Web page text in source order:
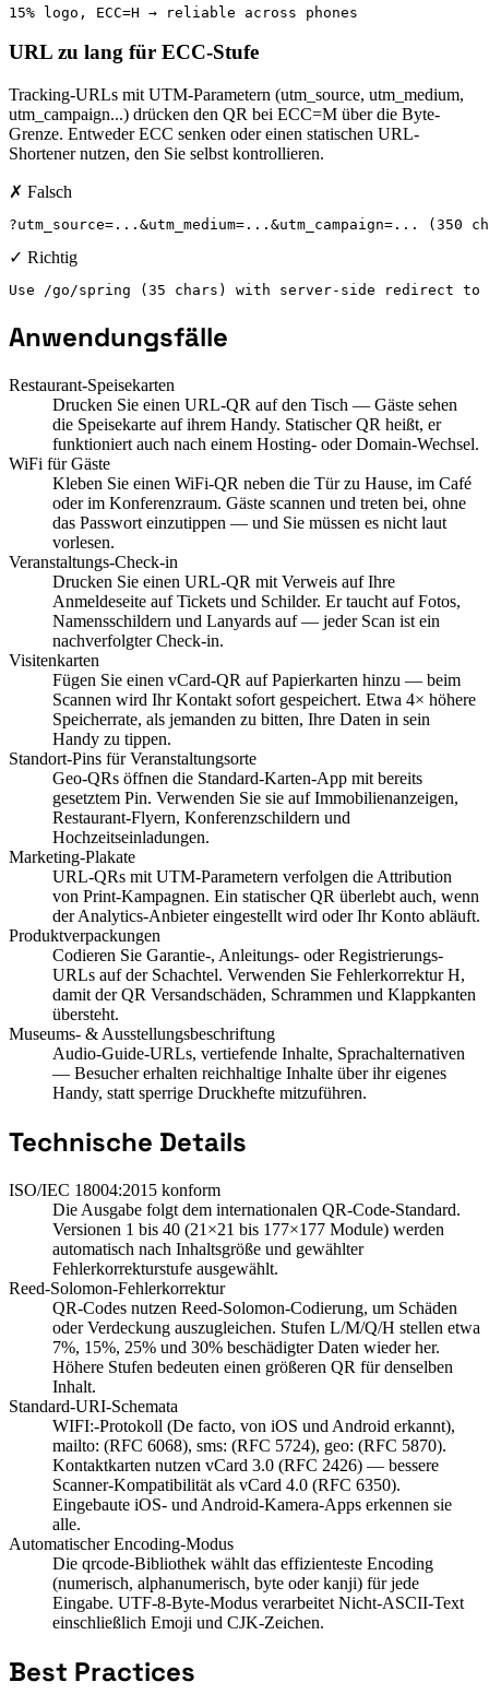
15% logo, ECC=H → reliable across phones
URL zu lang für ECC-Stufe
Tracking-URLs mit UTM-Parametern (utm_source, utm_medium,
utm_campaign...) drücken den QR bei ECC=M über die Byte-
Grenze. Entweder ECC senken oder einen statischen URL-
Shortener nutzen, den Sie selbst kontrollieren.
✗ Falsch
?utm_source=...&utm_medium=...&utm_campaign=...
✓ Richtig
Use /go/spring (35 chars) with server-side redirect to
Anwendungsfälle
Restaurant-Speisekarten
Drucken Sie einen URL-QR auf den Tisch — Gäste sehen
die Speisekarte auf ihrem Handy. Statischer QR heißt, er
funktioniert auch nach einem Hosting- oder Domain-Wechsel.
WiFi für Gäste
Kleben Sie einen WiFi-QR neben die Tür zu Hause, im Café
oder im Konferenzraum. Gäste scannen und treten bei, ohne
das Passwort einzutippen — und Sie müssen es nicht laut
vorlesen.
Veranstaltungs-Check-in
Drucken Sie einen URL-QR mit Verweis auf Ihre
Anmeldeseite auf Tickets und Schilder. Er taucht auf Fotos,
Namensschildern und Lanyards auf — jeder Scan ist ein
nachverfolgter Check-in.
Visitenkarten
Fügen Sie einen vCard-QR auf Papierkarten hinzu — beim
Scannen wird Ihr Kontakt sofort gespeichert. Etwa 4× höhere
Speicherrate, als jemanden zu bitten, Ihre Daten in sein
Handy zu tippen.
Standort-Pins für Veranstaltungsorte
Geo-QRs öffnen die Standard-Karten-App mit bereits
gesetztem Pin. Verwenden Sie sie auf Immobilienanzeigen,
Restaurant-Flyern, Konferenzschildern und
Hochzeitseinladungen.
Marketing-Plakate
URL-QRs mit UTM-Parametern verfolgen die Attribution
von Print-Kampagnen. Ein statischer QR überlebt auch, wenn
der Analytics-Anbieter eingestellt wird oder Ihr Konto abläuft.
Produktverpackungen
Codieren Sie Garantie-, Anleitungs- oder Registrierungs-
URLs auf der Schachtel. Verwenden Sie Fehlerkorrektur H,
damit der QR Versandschäden, Schrammen und Klappkanten
übersteht.
Museums- & Ausstellungsbeschriftung
Audio-Guide-URLs, vertiefende Inhalte, Sprachalternativen
— Besucher erhalten reichhaltige Inhalte über ihr eigenes
Handy, statt sperrige Druckhefte mitzuführen.
Technische Details
ISO/IEC 18004:2015 konform
Die Ausgabe folgt dem internationalen QR-Code-Standard.
Versionen 1 bis 40 (21×21 bis 177×177 Module) werden
automatisch nach Inhaltsgröße und gewählter
Fehlerkorrekturstufe ausgewählt.
Reed-Solomon-Fehlerkorrektur
QR-Codes nutzen Reed-Solomon-Codierung, um Schäden
oder Verdeckung auszugleichen. Stufen L/M/Q/H stellen etwa
7%, 15%, 25% und 30% beschädigter Daten wieder her.
Höhere Stufen bedeuten einen größeren QR für denselben
Inhalt.
Standard-URI-Schemata
WIFI:-Protokoll (De facto, von iOS und Android erkannt),
mailto: (RFC 6068), sms: (RFC 5724), geo: (RFC 5870).
Kontaktkarten nutzen vCard 3.0 (RFC 2426) — bessere
Scanner-Kompatibilität als vCard 4.0 (RFC 6350).
Eingebaute iOS- und Android-Kamera-Apps erkennen sie
alle.
Automatischer Encoding-Modus
Die qrcode-Bibliothek wählt das effizienteste Encoding
(numerisch, alphanumerisch, byte oder kanji) für jede
Eingabe. UTF-8-Byte-Modus verarbeitet Nicht-ASCII-Text
einschließlich Emoji und CJK-Zeichen.
Best Practices